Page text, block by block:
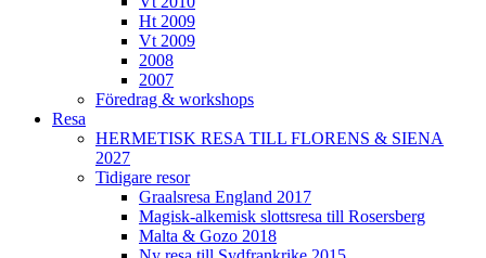
Ht 2009
Vt 2009
2008
2007
Föredrag & workshops
Resa
HERMETISK RESA TILL FLORENS & SIENA
2027
Tidigare resor
Graalsresa England 2017
Magisk-alkemisk slottsresa till Rosersberg
Malta & Gozo 2018